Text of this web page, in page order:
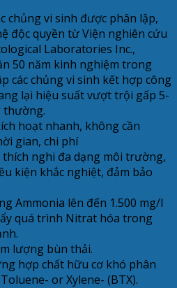
chủng vi sinh được phân lập,
độc quyền từ Viện nghiên cứu
Laboratories Inc.,
50 năm kinh nghiệm trong
các chủng vi sinh kết hợp công
lại hiệu suất vượt trội gấp 5-
thường.
hoạt nhanh, không cần
gian, chi phí
thích nghi đa dạng môi trường,
kiện khắc nghiệt, đảm bảo
Ammonia lên đến 1.500 mg/l
quá trình Nitrat hóa trong
lượng bùn thải.
hợp chất hữu cơ khó phân
or Xylene- (BTX).